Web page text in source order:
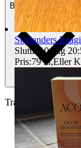
Betalning Via Tradera
Traderas
Skylanders
Sluttid 10 aug
Pris:79 kr,Eller